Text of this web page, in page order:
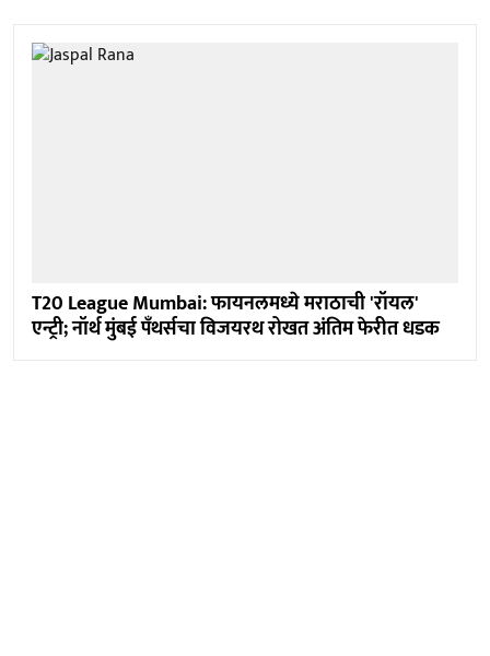
T20 League Mumbai: फायनलमध्ये मराठाची 'रॉयल'
एन्ट्री; नॉर्थ मुंबई पँथर्सचा विजयरथ रोखत अंतिम फेरीत धडक